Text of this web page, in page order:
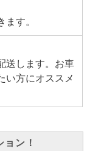
す。
送します。お車
い方にオススメ
ン！